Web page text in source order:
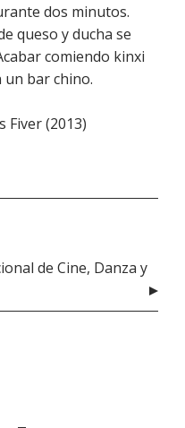
dos minutos.
queso y ducha se
comiendo kinxi
un bar chino.
Fiver (2013)
de Cine, Danza y